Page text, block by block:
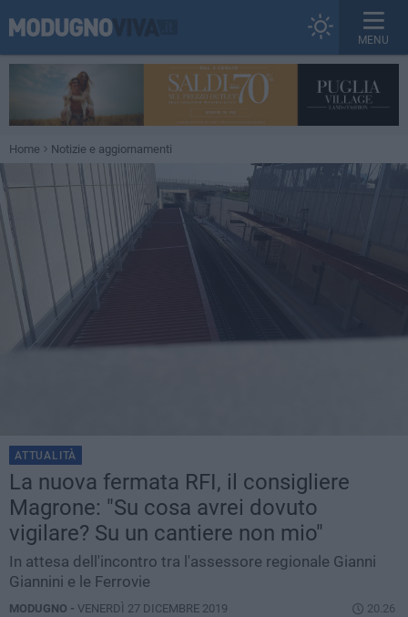
MENU
Home Notizie e aggiornamenti
ATTUALITÀ
La nuova fermata RFI, il consigliere
Magrone: "Su cosa avrei dovuto
vigilare? Su un cantiere non mio"
In attesa dell'incontro tra l'assessore regionale Gianni
Giannini e le Ferrovie
MODUGNO - VENERDÌ 27 DICEMBRE 2019 20.26